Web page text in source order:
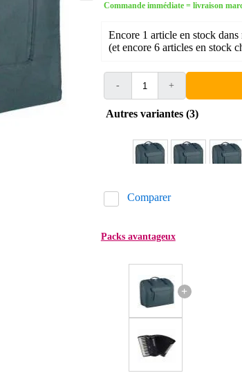
Commande immédiate = livraison
Encore 1 article en stock dans
(et encore 6 articles en stock
- +
Autres variantes (3)
Comparer
Packs avantageux
+